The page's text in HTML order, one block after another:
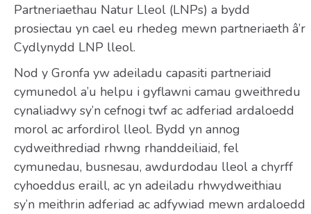
Partneriaethau Natur Lleol (LNPs) a bydd
prosiectau yn cael eu rhedeg mewn partneriaeth â’r
Cydlynydd LNP lleol.
Nod y Gronfa yw adeiladu capasiti partneriaid
cymunedol a’u helpu i gyflawni camau gweithredu
cynaliadwy sy’n cefnogi twf ac adferiad ardaloedd
morol ac arfordirol lleol. Bydd yn annog
cydweithrediad rhwng rhanddeiliaid, fel
cymunedau, busnesau, awdurdodau lleol a chyrff
cyhoeddus eraill, ac yn adeiladu rhwydweithiau
sy’n meithrin adferiad ac adfywiad mewn ardaloedd